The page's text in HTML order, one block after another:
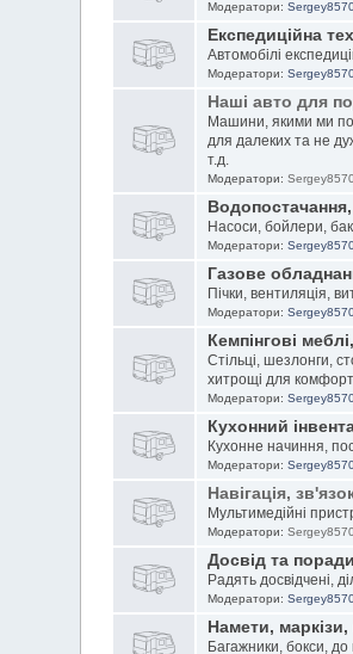
Модератори:
Експедиційна
Автомобілі
Модератори:
Наші авто для
Машини, якими ми
для далеких та не
т.д.
Модератори:
Водопостачання,
Насоси, бойлери,
Модератори:
Газове
Пічки, вентиляція,
Модератори:
Кемпінгові
Стільці, шезлонги,
хитрощі для
Модератори:
Кухонний
Кухонне начиння,
Модератори:
Навігація,
Мультимедійні
Модератори:
Досвід та
Радять досвідчені,
Модератори:
Намети,
Багажники, бокси, до